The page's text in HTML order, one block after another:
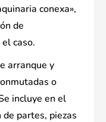
conexa»,
de
caso.
arranque y
o
incluye en el
partes, piezas